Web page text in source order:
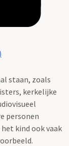
staan, zoals
kerkelijke
personen
kind ook vaak